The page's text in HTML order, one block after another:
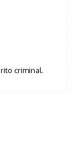
criminal.